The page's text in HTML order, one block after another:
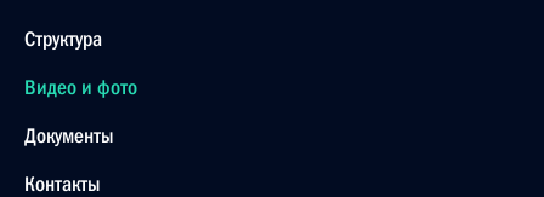
Структура
Видео и фото
Документы
Контакты